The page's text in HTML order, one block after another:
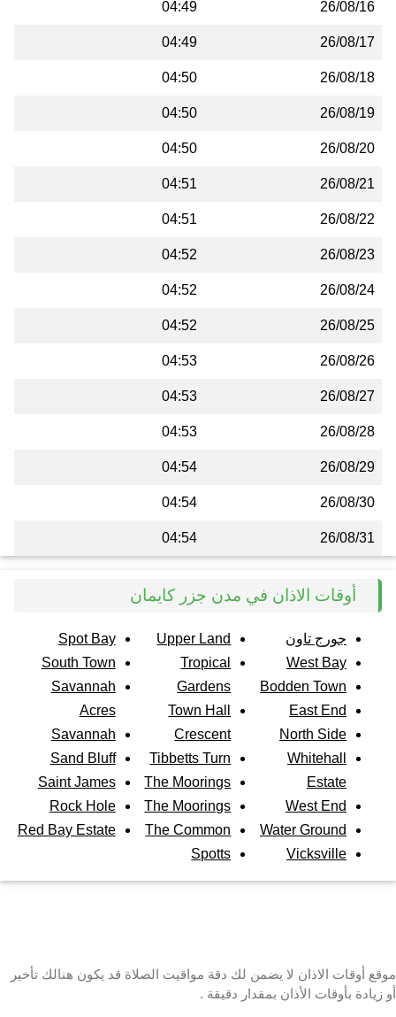
26/08/16
04:49
26/08/17
04:49
26/08/18
04:50
26/08/19
04:50
26/08/20
04:50
26/08/21
04:51
26/08/22
04:51
26/08/23
04:52
26/08/24
04:52
26/08/25
04:52
26/08/26
04:53
26/08/27
04:53
26/08/28
04:53
26/08/29
04:54
26/08/30
04:54
26/08/31
04:54
أوقات الاذان في مدن جزر كايمان
جورج تاون
West Bay
Bodden Town
East End
North Side
Whitehall
Estate
West End
Water Ground
Vicksville
Upper Land
Tropical
Gardens
Town Hall
Crescent
Tibbetts Turn
The Moorings
The Moorings
The Common
Spotts
Spot Bay
South Town
Savannah
Acres
Savannah
Sand Bluff
Saint James
Rock Hole
Red Bay Estate
موقع أوقات الاذان لا يضمن لك دقة مواقيت الصلاة قد يكون هنالك تأخير
أو زيادة بأوقات الأذان بمقدار دقيقة .